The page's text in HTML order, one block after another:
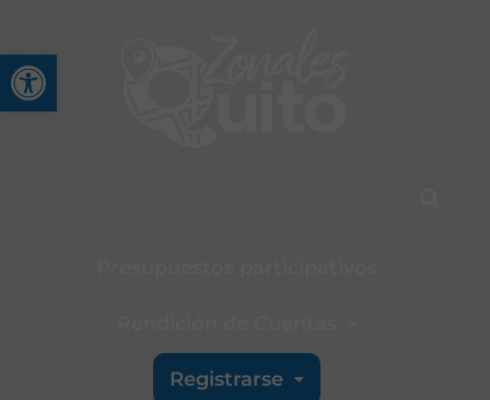
Abrir barra de
Registrarse